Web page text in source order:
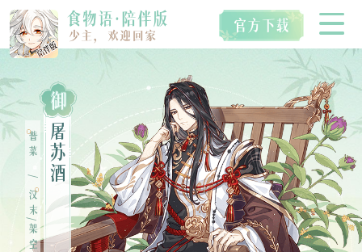
首页
空桑食魂
御
屠
苏
酒
普菜
/
汉末/架空